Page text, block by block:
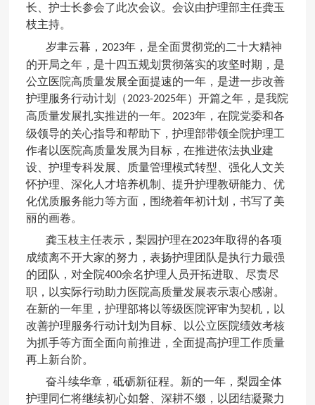
长、护士长参会了此次会议。会议由护理部主任龚玉
枝主持。
岁聿云暮， 2023年，是全面贯彻党的二十大精神
的开局之年，是十四五规划贯彻落实的攻坚时期，是
公立医院高质量发展全面提速的一年，是进一步改善
护理服务行动计划（2023-2025年）开篇之年，是我院
高质量发展扎实推进的一年。 2023年，在院党委和各
级领导的关心指导和帮助下，护理部带领全院护理工
作者以医院高质量发展为目标，在推进依法执业建
设、护理专科发展、质量管理模式转型、强化人文关
怀护理、深化人才培养机制、提升护理教研能力、优
化优质服务能力等方面，围绕着年初计划，书写了美
丽的画卷。
龚玉枝主任表示，梨园护理在2023年取得的各项
成绩离不开大家的努力，表扬护理团队是执行力最强
的团队，对全院400余名护理人员开拓进取、尽责尽
职，以实际行动助力医院高质量发展表示衷心感谢。
在新的一年里，护理部将以等级医院评审为契机， 以
改善护理服务行动计划为目标、以公立医院绩效考核
为抓手等方面全面向前推进 ，全面提高护理工作质量
再上新台阶。
奋斗续华章 ，砥砺新征程。新的一年，梨园全体
护理同仁将继续初心如磐、深耕不缀， 以团结凝聚力